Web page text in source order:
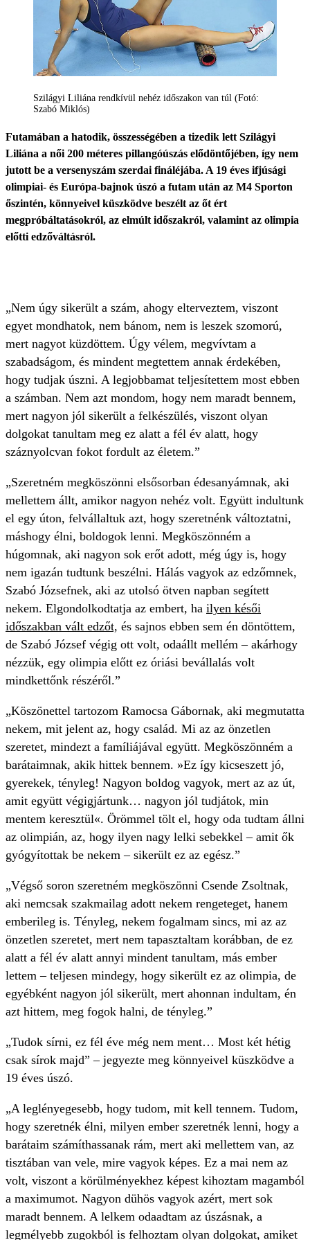
Szilágyi Liliána rendkívül nehéz időszakon van túl (Fotó:
Szabó Miklós)
Futamában a hatodik, összességében a tizedik lett Szilágyi
Liliána a női 200 méteres pillangóúszás elődöntőjében, így nem
jutott be a versenyszám szerdai fináléjába. A 19 éves ifjúsági
olimpiai- és Európa-bajnok úszó a futam után az M4 Sporton
őszintén, könnyeivel küszködve beszélt az őt ért
megpróbáltatásokról, az elmúlt időszakról, valamint az olimpia
előtti edzőváltásról.
„Nem úgy sikerült a szám, ahogy elterveztem, viszont
egyet mondhatok, nem bánom, nem is leszek szomorú,
mert nagyot küzdöttem. Úgy vélem, megvívtam a
szabadságom, és mindent megtettem annak érdekében,
hogy tudjak úszni. A legjobbamat teljesítettem most ebben
a számban. Nem azt mondom, hogy nem maradt bennem,
mert nagyon jól sikerült a felkészülés, viszont olyan
dolgokat tanultam meg ez alatt a fél év alatt, hogy
száznyolcvan fokot fordult az életem.”
„Szeretném megköszönni elsősorban édesanyámnak, aki
mellettem állt, amikor nagyon nehéz volt. Együtt indultunk
el egy úton, felvállaltuk azt, hogy szeretnénk változtatni,
máshogy élni, boldogok lenni. Megköszönném a
húgomnak, aki nagyon sok erőt adott, még úgy is, hogy
nem igazán tudtunk beszélni. Hálás vagyok az edzőmnek,
Szabó Józsefnek, aki az utolsó ötven napban segített
nekem. Elgondolkodtatja az embert, ha ilyen késői
időszakban vált edzőt, és sajnos ebben sem én döntöttem,
de Szabó József végig ott volt, odaállt mellém – akárhogy
nézzük, egy olimpia előtt ez óriási bevállalás volt
mindkettőnk részéről.”
„Köszönettel tartozom Ramocsa Gábornak, aki megmutatta
nekem, mit jelent az, hogy család. Mi az az önzetlen
szeretet, mindezt a famíliájával együtt. Megköszönném a
barátaimnak, akik hittek bennem. »Ez így kicseszett jó,
gyerekek, tényleg! Nagyon boldog vagyok, mert az az út,
amit együtt végigjártunk… nagyon jól tudjátok, min
mentem keresztül«. Örömmel tölt el, hogy oda tudtam állni
az olimpián, az, hogy ilyen nagy lelki sebekkel – amit ők
gyógyítottak be nekem – sikerült ez az egész.”
„Végső soron szeretném megköszönni Csende Zsoltnak,
aki nemcsak szakmailag adott nekem rengeteget, hanem
emberileg is. Tényleg, nekem fogalmam sincs, mi az az
önzetlen szeretet, mert nem tapasztaltam korábban, de ez
alatt a fél év alatt annyi mindent tanultam, más ember
lettem – teljesen mindegy, hogy sikerült ez az olimpia, de
egyébként nagyon jól sikerült, mert ahonnan indultam, én
azt hittem, meg fogok halni, de tényleg.”
„Tudok sírni, ez fél éve még nem ment… Most két hétig
csak sírok majd” – jegyezte meg könnyeivel küszködve a
19 éves úszó.
„A leglényegesebb, hogy tudom, mit kell tennem. Tudom,
hogy szeretnék élni, milyen ember szeretnék lenni, hogy a
barátaim számíthassanak rám, mert aki mellettem van, az
tisztában van vele, mire vagyok képes. Ez a mai nem az
volt, viszont a körülményekhez képest kihoztam magamból
a maximumot. Nagyon dühös vagyok azért, mert sok
maradt bennem. A lelkem odaadtam az úszásnak, a
legmélyebb zugokból is felhoztam olyan dolgokat, amiket